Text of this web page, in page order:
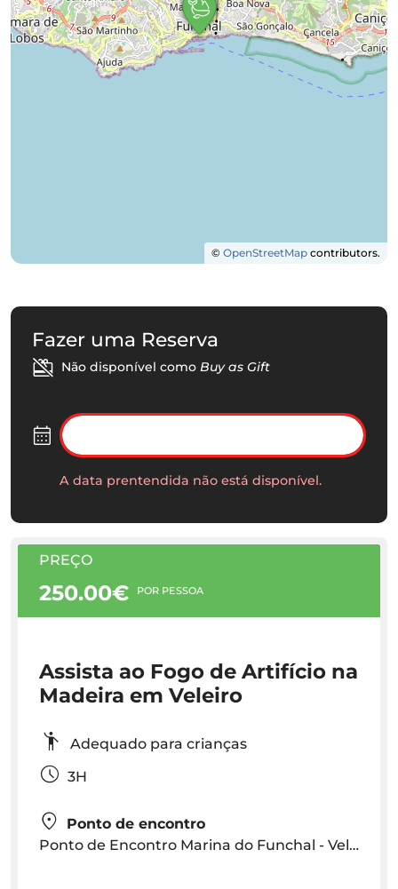
© OpenStreetMap contributors.
Fazer uma Reserva
Não disponível como Buy as Gift
A data prentendida não está disponível.
PREÇO
250.00€ POR PESSOA
Assista ao Fogo de Artifício na
Madeira em Veleiro
Adequado para crianças
3H
Ponto de encontro
Ponto de Encontro Marina do Funchal - Veleiro Sea la Vie